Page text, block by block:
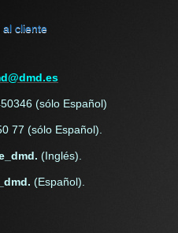
al cliente
(sólo Español)
77 (sólo Español).
(Inglés).
(Español).